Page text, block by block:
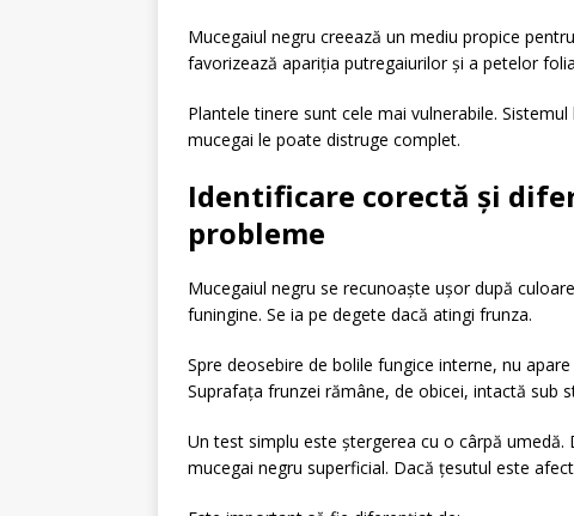
Mucegaiul negru creează un mediu propice
favorizează apariția putregaiurilor și a petelor
Plantele tinere sunt cele mai vulnerabile.
mucegai le poate distruge complet.
Identificare corectă și
probleme
Mucegaiul negru se recunoaște ușor după
funingine. Se ia pe degete dacă atingi frunza.
Spre deosebire de bolile fungice interne, nu
Suprafața frunzei rămâne, de obicei, intactă sub
Un test simplu este ștergerea cu o cârpă
mucegai negru superficial. Dacă țesutul este